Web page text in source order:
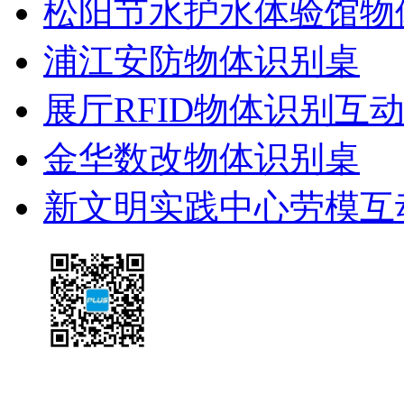
松阳节水护水体验馆
浦江安防物体识别桌
展厅RFID物体识别互
金华数改物体识别桌
新文明实践中心劳模